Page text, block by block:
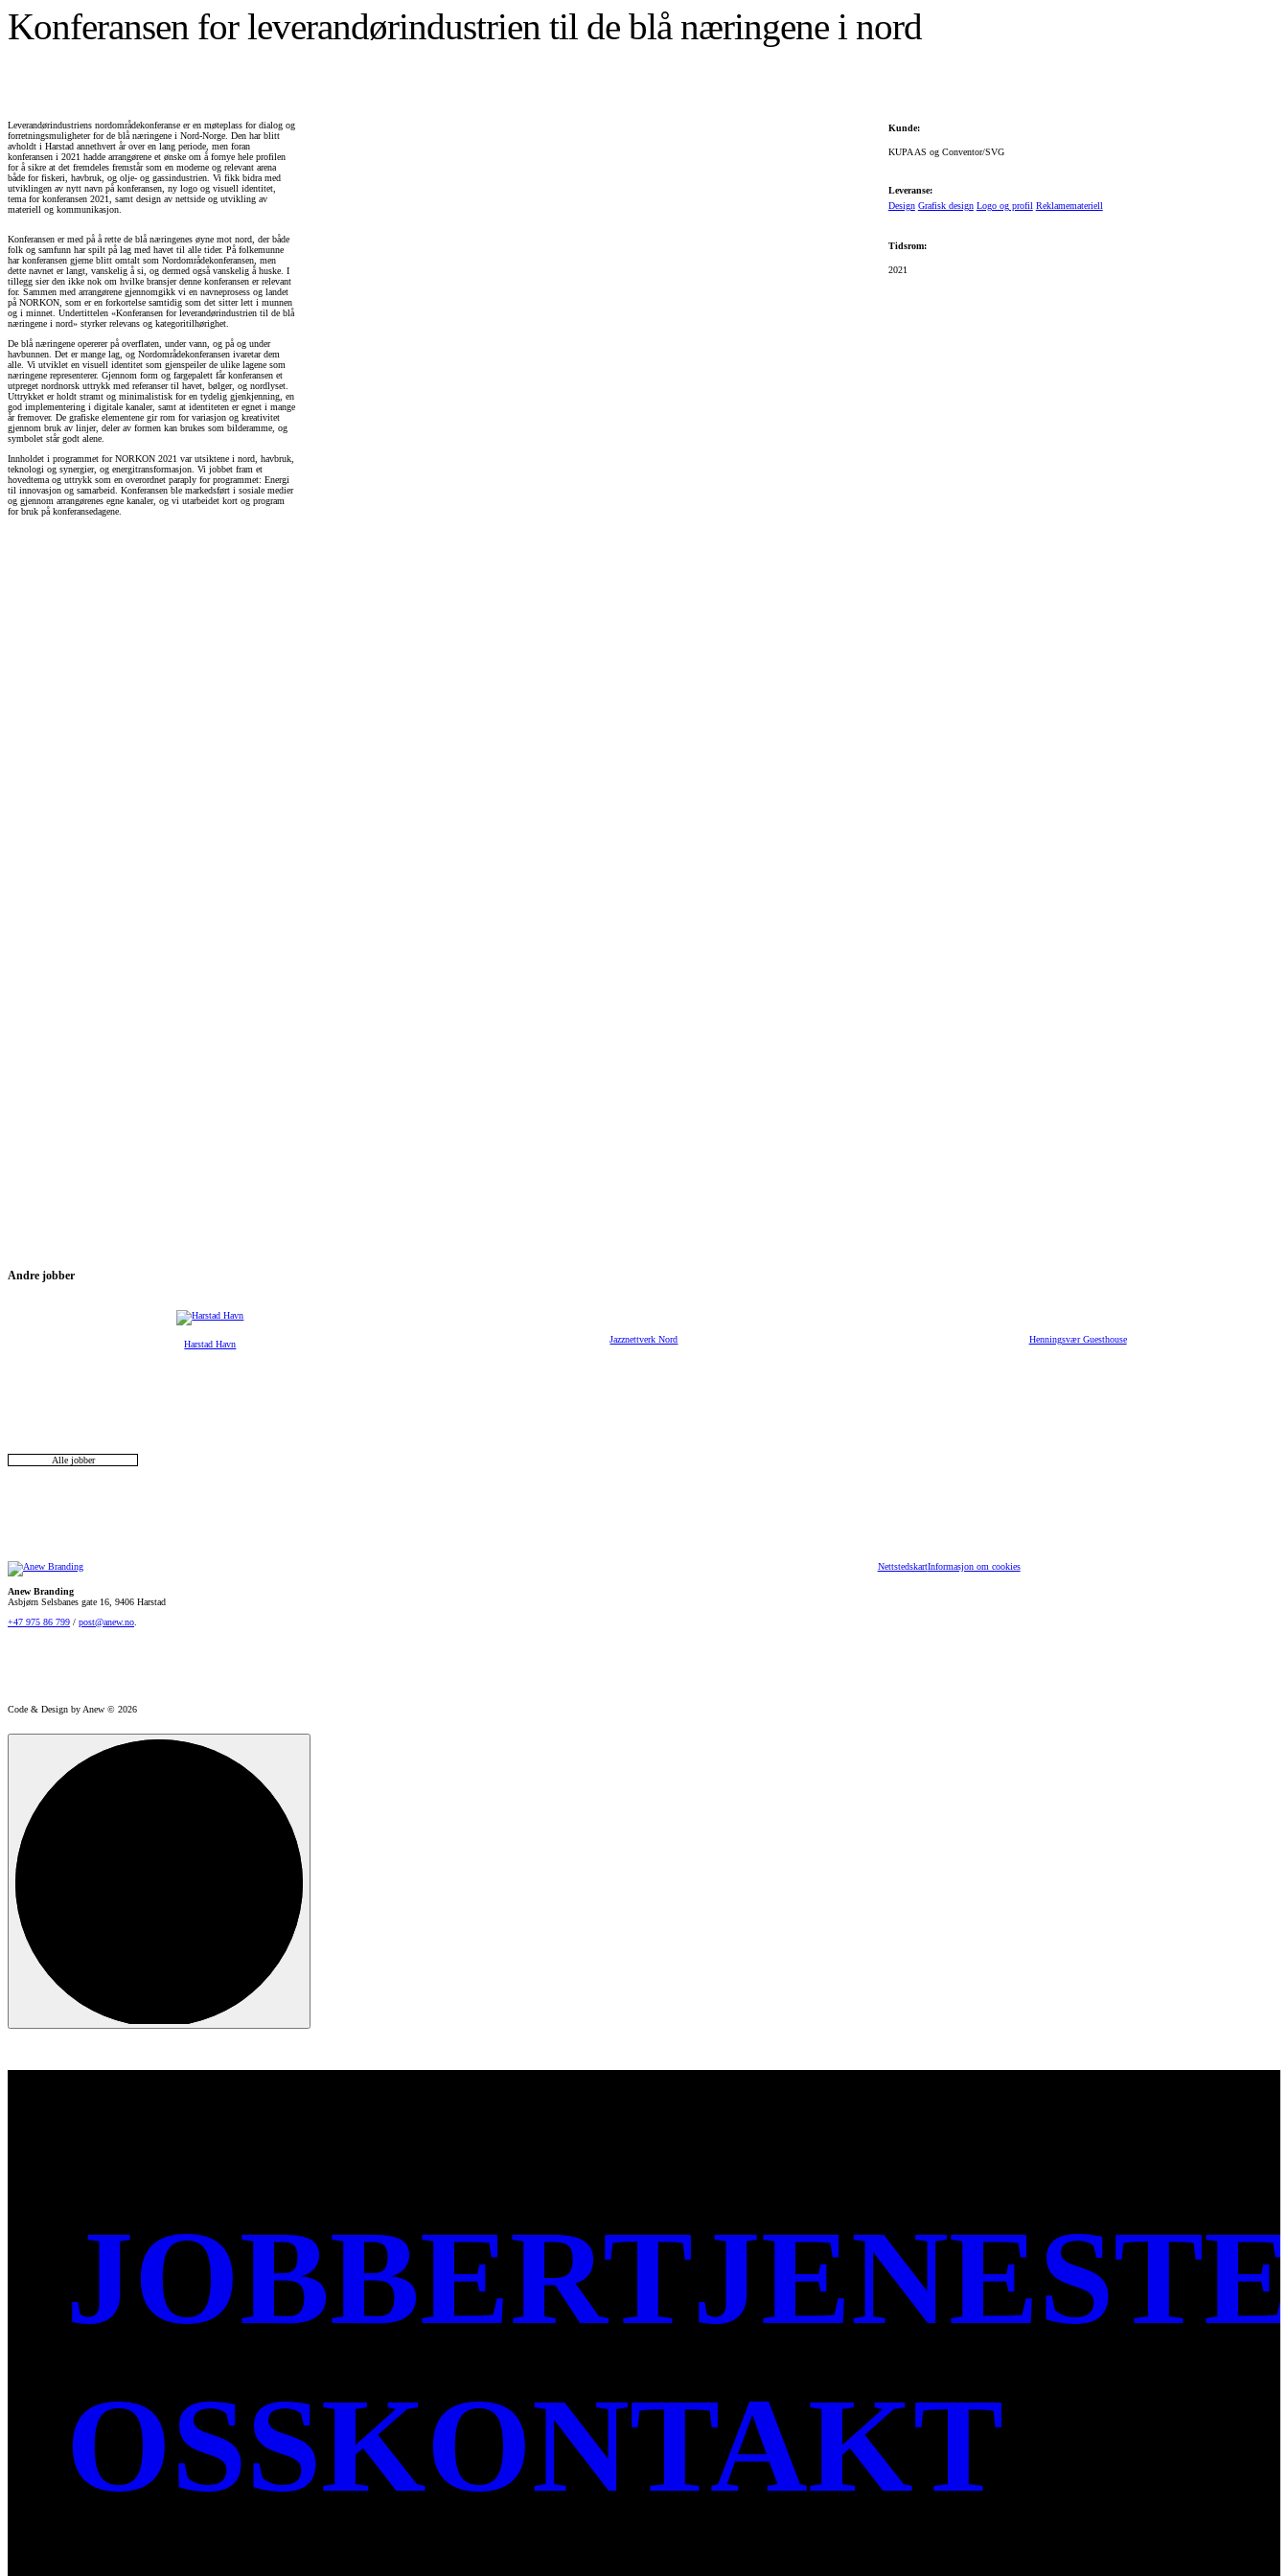
Konferansen for leverandørindustrien til de blå næringene i nord
Leverandørindustriens nordområdekonferanse er en møteplass for dialog og
forretningsmuligheter for de blå næringene i Nord-Norge. Den har blitt
avholdt i Harstad annethvert år over en lang periode, men foran
konferansen i 2021 hadde arrangørene et ønske om å fornye hele profilen
for å sikre at det fremdeles fremstår som en moderne og relevant arena
både for fiskeri, havbruk, og olje- og gassindustrien. Vi fikk bidra med
utviklingen av nytt navn på konferansen, ny logo og visuell identitet,
tema for konferansen 2021, samt design av nettside og utvikling av
materiell og kommunikasjon.
Konferansen er med på å rette de blå næringenes øyne mot nord, der både
folk og samfunn har spilt på lag med havet til alle tider. På folkemunne
har konferansen gjerne blitt omtalt som Nordområdekonferansen, men
dette navnet er langt, vanskelig å si, og dermed også vanskelig å huske. I
tillegg sier den ikke nok om hvilke bransjer denne konferansen er relevant
for. Sammen med arrangørene gjennomgikk vi en navneprosess og landet
på NORKON, som er en forkortelse samtidig som det sitter lett i munnen
og i minnet. Undertittelen «Konferansen for leverandørindustrien til de blå
næringene i nord» styrker relevans og kategoritilhørighet.
De blå næringene opererer på overflaten, under vann, og på og under
havbunnen. Det er mange lag, og Nordområdekonferansen ivaretar dem
alle. Vi utviklet en visuell identitet som gjenspeiler de ulike lagene som
næringene representerer. Gjennom form og fargepalett får konferansen et
utpreget nordnorsk uttrykk med referanser til havet, bølger, og nordlyset.
Uttrykket er holdt stramt og minimalistisk for en tydelig gjenkjenning, en
god implementering i digitale kanaler, samt at identiteten er egnet i mange
år fremover. De grafiske elementene gir rom for variasjon og kreativitet
gjennom bruk av linjer, deler av formen kan brukes som bilderamme, og
symbolet står godt alene.
Innholdet i programmet for NORKON 2021 var utsiktene i nord, havbruk,
teknologi og synergier, og energitransformasjon. Vi jobbet fram et
hovedtema og uttrykk som en overordnet paraply for programmet: Energi
til innovasjon og samarbeid. Konferansen ble markedsført i sosiale medier
og gjennom arrangørenes egne kanaler, og vi utarbeidet kort og program
for bruk på konferansedagene.
Kunde:
KUPA AS og Conventor/SVG
Leveranse:
Design Grafisk design Logo og profil Reklamemateriell
Tidsrom:
2021
Andre jobber
Harstad Havn Jazznettverk Nord Henningsvær Guesthouse
Alle jobber
Anew Branding
Asbjørn Selsbanes gate 16, 9406 Harstad
+47 975 86 799 / post@anew.no.
NettstedskartInformasjon om cookies
Code & Design by Anew © 2026
JOBBER
OSSKONTAKT